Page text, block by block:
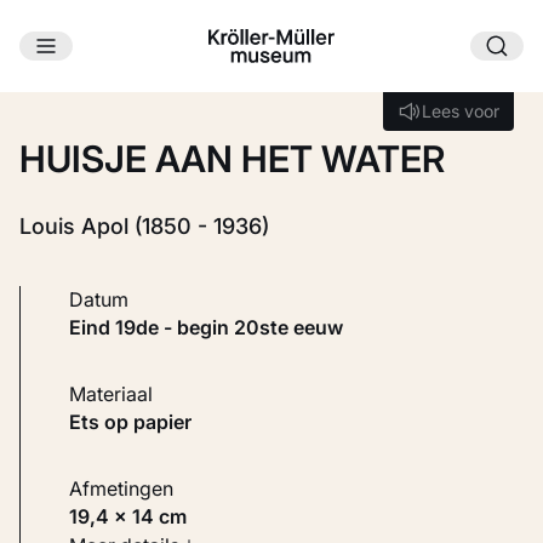
Ga naar hoofdinhoud
Lees voor
Lees voor
HUISJE AAN HET WATER
Louis Apol (1850 - 1936)
Datum
eind 19de - begin 20ste eeuw
Materiaal
Ets op papier
Afmetingen
19,4 × 14 cm